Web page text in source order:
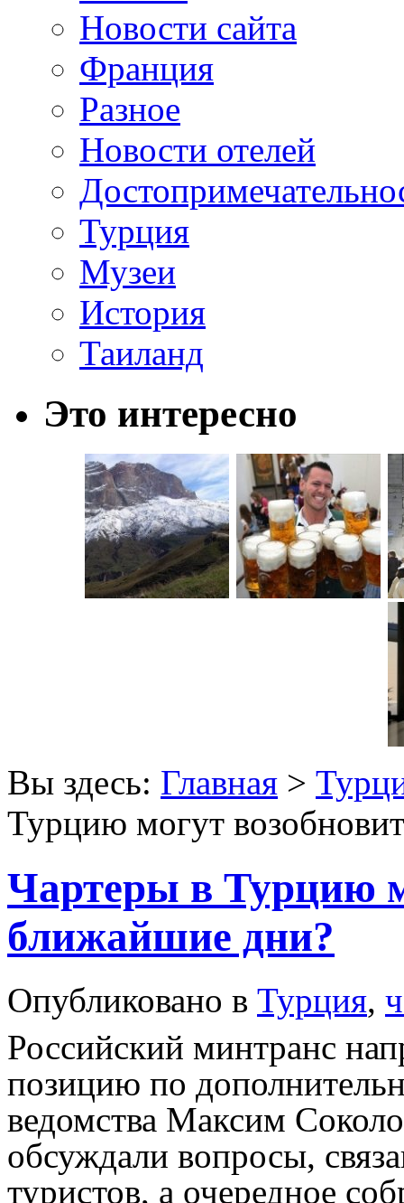
Новости сайта
Франция
Разное
Новости отелей
Турция
Музеи
История
Таиланд
Это интересно
Вы здесь: Главная >
Турцию могут
Чартеры в Турцию
ближайшие дни?
Опубликовано в Турция,
Российский минтранс
позицию по
ведомства Максим
обсуждали вопросы,
туристов, а очередное